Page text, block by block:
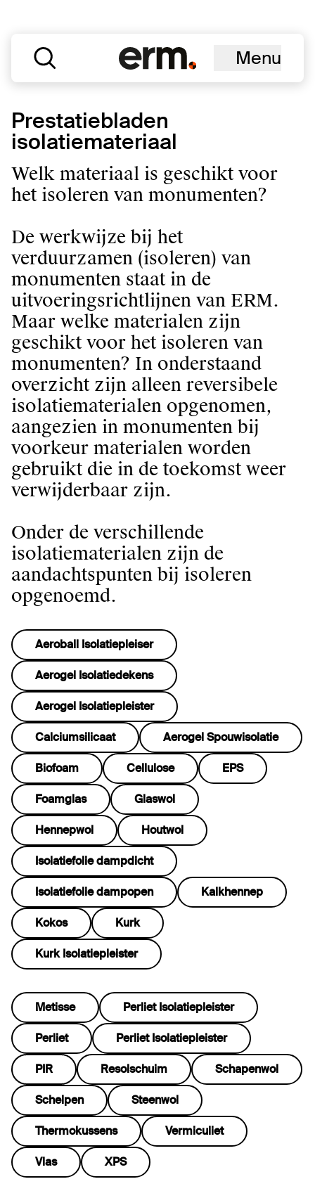
Menu
Prestatiebladen
isolatiemateriaal
Welk materiaal is geschikt voor
het isoleren van monumenten?
De werkwijze bij het
verduurzamen (isoleren) van
monumenten staat in de
uitvoeringsrichtlijnen van ERM.
Maar welke materialen zijn
geschikt voor het isoleren van
monumenten? In onderstaand
overzicht zijn alleen reversibele
isolatiematerialen opgenomen,
aangezien in monumenten bij
voorkeur materialen worden
gebruikt die in de toekomst weer
verwijderbaar zijn.
Onder de verschillende
isolatiematerialen zijn de
aandachtspunten bij isoleren
opgenoemd.
Aeroball Isolatiepleiser
Aerogel Isolatiedekens
Aerogel Isolatiepleister
Calciumsilicaat Aerogel Spouwisolatie
Biofoam Cellulose EPS
Foamglas Glaswol
Hennepwol Houtwol
Isolatiefolie dampdicht
Isolatiefolie dampopen Kalkhennep
Kokos Kurk
Kurk Isolatiepleister
Metisse Perliet Isolatiepleister
Perliet Perliet Isolatiepleister
PIR Resolschuim Schapenwol
Schelpen Steenwol
Thermokussens Vermiculiet
Vlas XPS